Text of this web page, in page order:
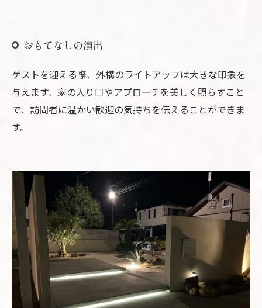
おもてなしの演出
ゲストを迎える際、外構のライトアップは大きな印象を
与えます。家の入り口やアプローチを美しく照らすこと
で、訪問者に温かい歓迎の気持ちを伝えることができま
す。